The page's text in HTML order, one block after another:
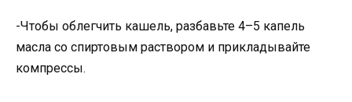
-Чтобы облегчить кашель, разбавьте 4–5 капель
масла со спиртовым раствором и прикладывайте
компрессы.